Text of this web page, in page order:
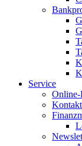
Service
Online-
Kontakt